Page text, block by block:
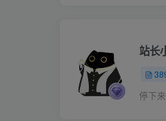
站长
停下